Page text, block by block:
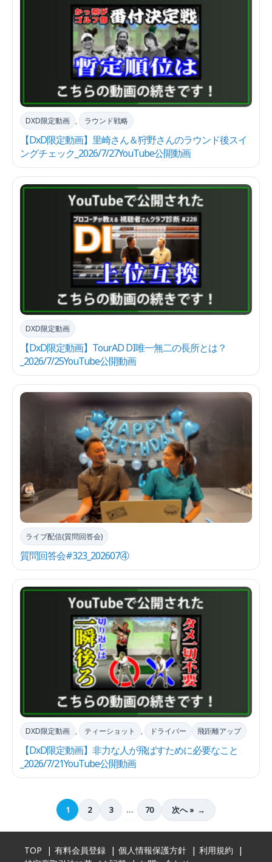
【DxD限定動画】里崎さん＆狩野さんのラウンド後スイ
ングチェック_2026/7/27YouTube公開動画
DXD限定動画 , ラウンド戦略
【DxD限定動画】TourAD DI唯一無二の長所とは？
_2026/7/25YouTube公開動画
DXD限定動画
質問回答会#323_202607④
ライブ配信(質問回答会)
【DxD限定動画】非力な人が飛ばすために必要なこと
_2026/7/21YouTube公開動画
DXD限定動画 , ティーショット , ドライバー 飛距離アップ
1 2 3 … 70 次へ »
TOP 有料会員登録 個人情報保護方針
利用規約